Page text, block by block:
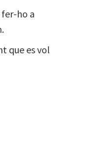
ho a
que es vol